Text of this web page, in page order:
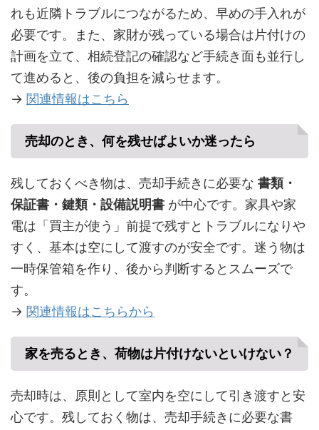
れも近隣トラブルにつながるため、早めの手入れが
必要です。また、家財が残っている場合は片付けの
計画を立て、相続登記の確認など手続き面も並行し
て進めると、後の負担を減らせます。
→ 関連情報はこちら
売却のとき、何を残せばよいか迷ったら
残しておくべき物は、売却手続きに必要な 書類・
保証書・鍵類・設備説明書 が中心です。家具や家
電は「買主が使う」前提で残すとトラブルになりや
すく、基本は空にして渡すのが安全です。迷う物は
一時保管箱を作り、後から判断するとスムーズで
す。
→ 関連情報はこちらから
家を売るとき、荷物は片付けないといけない？
売却時は、原則として室内を空にして引き渡すと安
心です。残しておく物は、売却手続きに必要な書